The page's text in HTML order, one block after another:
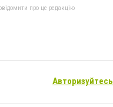
про це редакцію
Авторизуйтесь